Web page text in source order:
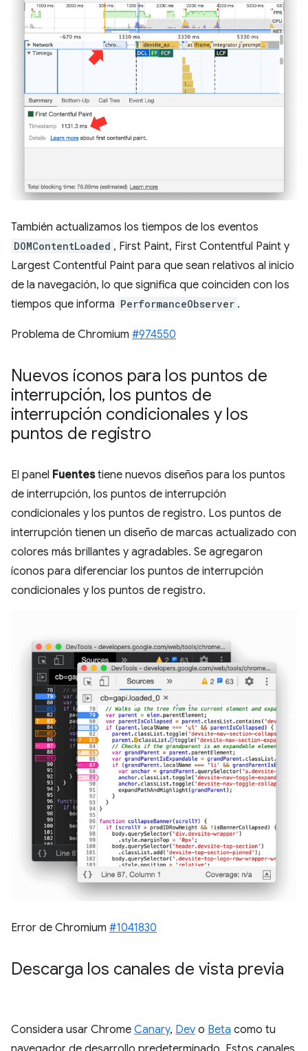
También actualizamos los tiempos de los eventos
DOMContentLoaded , First Paint, First Contentful Paint y
Largest Contentful Paint para que sean relativos al inicio
de la navegación, lo que significa que coinciden con los
tiempos que informa PerformanceObserver .
Problema de Chromium #974550
Nuevos íconos para los puntos de
interrupción, los puntos de
interrupción condicionales y los
puntos de registro
El panel Fuentestiene nuevos diseños para los puntos
de interrupción, los puntos de interrupción
condicionales y los puntos de registro. Los puntos de
interrupción tienen un diseño de marcas actualizado con
colores más brillantes y agradables. Se agregaron
íconos para diferenciar los puntos de interrupción
condicionales y los puntos de registro.
Error de Chromium #1041830
Descarga los canales de vista previa
Considera usar Chrome Canary, Dev o Beta como tu